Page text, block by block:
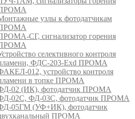
узлы к фотодатчикам
СГ, сигнализатор горения
селективного контроля
ФДС-203-Exd ПРОМА
012, устройство контроля
в топке ПРОМА
02 (ИК), фотодатчик ПРОМА
02С, ФД-03С, фотодатчик ПРОМА
05ГМ (УФ+ИК), фотодатчик
ПРОМА